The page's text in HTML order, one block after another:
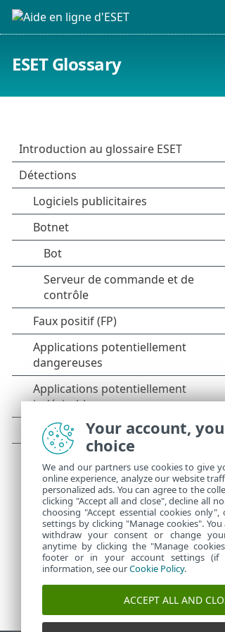
ESET Glossary
Your account,
choice
We and our partners use cookies to give
online experience, analyze our website
personalized ads. You can agree to the
clicking "Accept all and close", decline all
choosing "Accept essential cookies
settings by clicking "Manage cookies".
withdraw your consent or change
anytime by clicking the "Manage
footer or in your account settings (if
information, see ourCookie Policy.
ACCEPT ALL AND